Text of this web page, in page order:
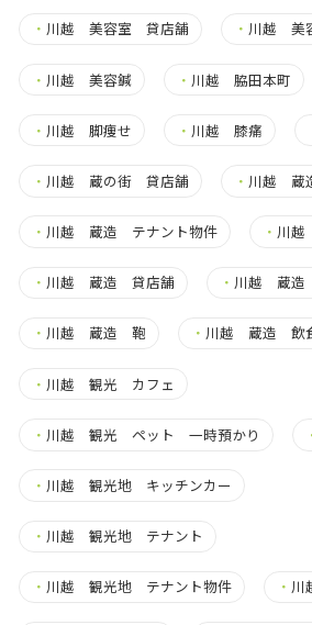
・ 川越 美容室 貸店舗 ・ 川越 美
・ 川越 美容鍼 ・ 川越 脇田本町
・ 川越 脚痩せ ・ 川越 膝痛
・ 川越 蔵の街 貸店舗 ・ 川越 蔵
・ 川越 蔵造 テナント物件 ・ 川
・ 川越 蔵造 貸店舗 ・ 川越 蔵造
・ 川越 蔵造 鞄 ・ 川越 蔵造 飲
・ 川越 観光 カフェ
・ 川越 観光 ペット 一時預かり
・ 川越 観光地 キッチンカー
・ 川越 観光地 テナント
・ 川越 観光地 テナント物件 ・